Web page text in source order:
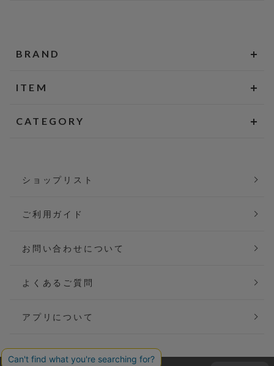
BRAND
ITEM
CATEGORY
ショップリスト
ご利用ガイド
お問い合わせについて
よくあるご質問
アプリについて